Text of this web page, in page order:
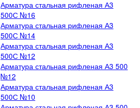
Арматура стальная рифленая А3
500С №16
Арматура стальная рифленая А3
500С №14
Арматура стальная рифленая А3
500С №12
Арматура стальная рифленая А3 500
№12
Арматура стальная рифленая А3
500С №10